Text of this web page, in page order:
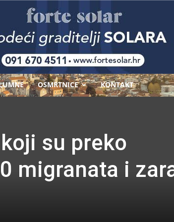
OSMRTNICE KONTAKT
su preko
migranata i